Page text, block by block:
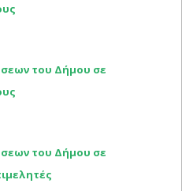
του Δήμου σε
του Δήμου σε